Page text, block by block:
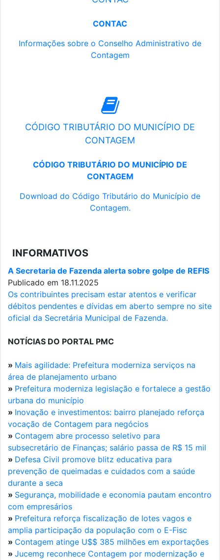
CONTAC
Informações sobre o Conselho Administrativo de
Contagem
CÓDIGO TRIBUTÁRIO DO MUNICÍPIO DE
CONTAGEM
CÓDIGO TRIBUTÁRIO DO MUNICÍPIO DE
CONTAGEM
Download do Código Tributário do Município de
Contagem.
INFORMATIVOS
A Secretaria de Fazenda alerta sobre golpe de REFIS
Publicado em 18.11.2025
Os contribuintes precisam estar atentos e verificar
débitos pendentes e dívidas em aberto sempre no site
oficial da Secretária Municipal de Fazenda.
NOTÍCIAS DO PORTAL PMC
» Mais agilidade: Prefeitura moderniza serviços na
área de planejamento urbano
» Prefeitura moderniza legislação e fortalece a gestão
urbana do município
» Inovação e investimentos: bairro planejado reforça
vocação de Contagem para negócios
» Contagem abre processo seletivo para
subsecretário de Finanças; salário passa de R$ 15 mil
» Defesa Civil promove blitz educativa para
prevenção de queimadas e cuidados com a saúde
durante a seca
» Segurança, mobilidade e economia pautam encontro
com empresários
» Prefeitura reforça fiscalização de lotes vagos e
amplia participação da população com o E-Fisc
» Contagem atinge U$$ 385 milhões em exportações
» Jucemg reconhece Contagem por modernização e